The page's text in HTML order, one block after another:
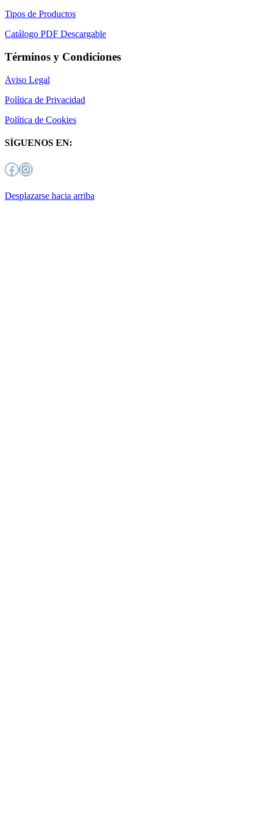
Tipos de Productos
Catálogo PDF Descargable
Términos y Condiciones
Aviso Legal
Política de Privacidad
Política de Cookies
SÍGUENOS EN:
Facebook
Instagram
Desplazarse hacia arriba